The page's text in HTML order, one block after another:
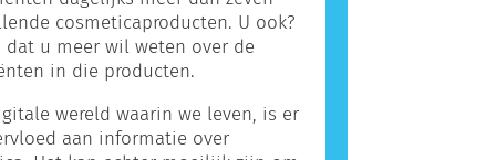
cosmeticaproducten. U ook?
dat u meer wil weten over de
in die producten.
wereld waarin we leven, is er
aan informatie over